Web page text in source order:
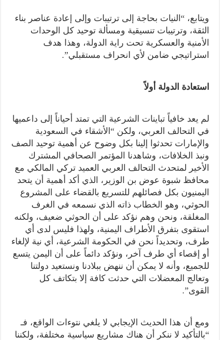
ويتابع، “النيات بحاجة إلى ترتيبات وإلى إعادة عناصر بناء
الثقة، وترتيبات تنسيقية ومسألة توحيد كل الوحدات
الأمنية والعسكرية تحت راية الدولة، وهذا هدف
استراتيجي ضامن لأي انحراف مستقبلي”.
استعادة الدولة أولاً
لم يعد خافياً تباينات الشرعية التي تمتد أحياناً إلى داعميها
في التحالف العربي، ولكن “الأشقاء في السعودية
والإمارات تحدثوا إلينا بكل وضوح عن أهمية توحيد الصف
ونبذ الخلافات، وشاهدنا المؤتمر الصحافي المشترك
الأخير لمتحدث التحالف العربي العميد تركي المالكي مع
محافظ شبوة عوض بن الوزير، الذي أكد أهمية أن يتحد
اليمنيون بكل فصائلهم للتسريع بالقضاء على المشروع
الحوثي، وهو الخطاب ذاته الذي نسمعه في الغرف
المغلقة، ونحن وهم نؤكد على أن الحوثي ضعيف، ولكنه
استقوى بتفرق الأطراف اليمنية، ولهذا فليس لدى أي
طرف، وتحديداً نحن في الحكومة الشرعية، أي نية لإلغاء
أو إقصاء أي طرف آخر، ونؤكد دائماً على أن اليمن يتسع
للجميع، وأنه لا يمكن أن ننهض ببلادنا ونستعيد دولتنا
وتعالج المعضلات التي حدثت كافة إلا بتكاتف كل
القوى”.
ومع أن هذا الحديث الإيجابي لا يلغي نتوءات الواقع، فـ
“بالتأكيد لا ننكر أن هناك مشاريع سياسية مختلفة، ولكننا